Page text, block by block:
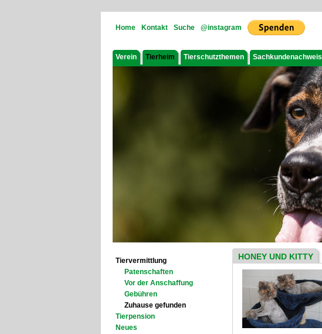
Home Kontakt Suche @instagram
Verein Tierheim Tierschutzthemen Sachkundenachweis
Tiervermittlung
Patenschaften
Vor der Anschaffung
Gebühren
Zuhause gefunden
Tierpension
Neues
HONEY UND KITTY